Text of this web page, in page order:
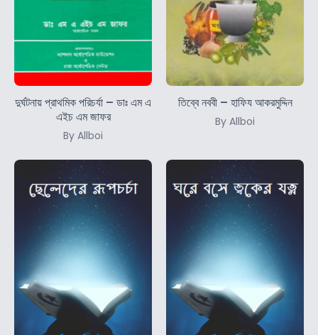
দুর্ঘটনায় প্রাথমিক পরিচর্যা – ডাঃ এম এ
এইচ এম জাফর
By Allboi
তিব্বে নববী – হাফিয আকরমুদ্দিন
By Allboi